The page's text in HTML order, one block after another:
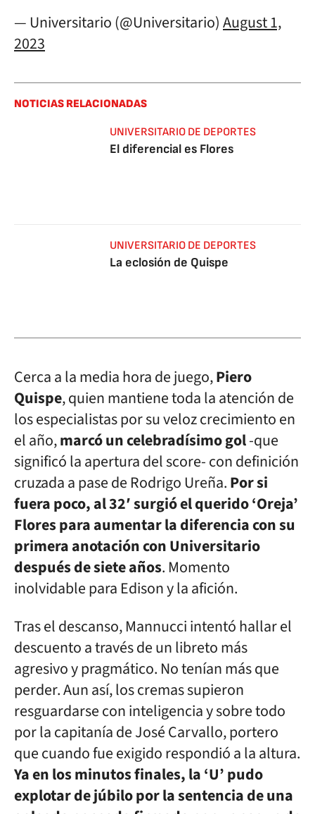
— Universitario (@Universitario)August 1,
2023
NOTICIAS RELACIONADAS
UNIVERSITARIO DE DEPORTES
El diferencial es Flores
UNIVERSITARIO DE DEPORTES
La eclosión de Quispe
Cerca a la media hora de juego,Piero
Quispe, quien mantiene toda la atención de
los especialistas por su veloz crecimiento en
el año,marcó un celebradísimo gol-que
significó la apertura del score- con definición
cruzada a pase de Rodrigo Ureña.Por si
fuera poco, al 32′ surgió el querido ‘Oreja’
Flores para aumentar la diferencia con su
primera anotación con Universitario
después de siete años. Momento
inolvidable para Edison y la afición.
Tras el descanso, Mannucci intentó hallar el
descuento a través de un libreto más
agresivo y pragmático. No tenían más que
perder. Aun así, los cremas supieron
resguardarse con inteligencia y sobre todo
por la capitanía de José Carvallo, portero
que cuando fue exigido respondió a la altura.
Ya en los minutos finales, la ‘U’ pudo
explotar de júbilo por la sentencia de una